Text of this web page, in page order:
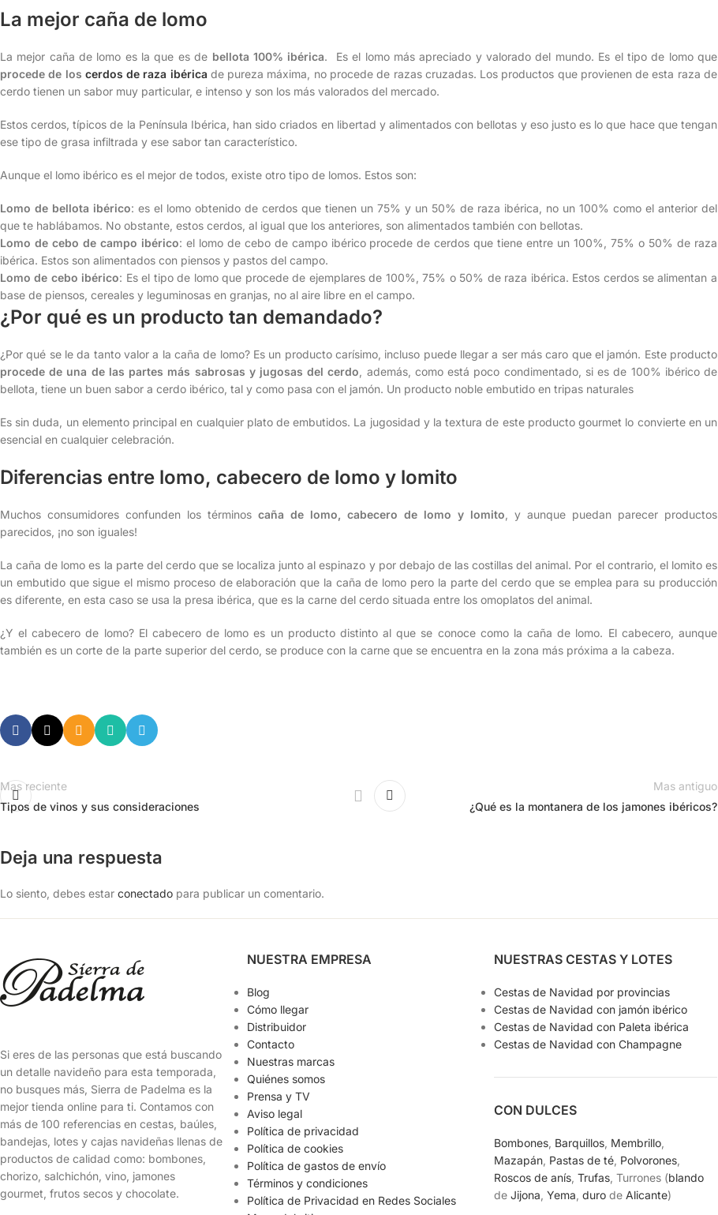
La mejor caña de lomo
La mejor caña de lomo es la que es de bellota 100% ibérica. Es el lomo más apreciado y valorado del mundo. Es el tipo de lomo que
procede de los cerdos de raza ibérica de pureza máxima, no procede de razas cruzadas. Los productos que provienen de esta raza de
cerdo tienen un sabor muy particular, e intenso y son los más valorados del mercado.
Estos cerdos, típicos de la Península Ibérica, han sido criados en libertad y alimentados con bellotas y eso justo es lo que hace que tengan
ese tipo de grasa infiltrada y ese sabor tan característico.
Aunque el lomo ibérico es el mejor de todos, existe otro tipo de lomos. Estos son:
Lomo de bellota ibérico: es el lomo obtenido de cerdos que tienen un 75% y un 50% de raza ibérica, no un 100% como el anterior del
que te hablábamos. No obstante, estos cerdos, al igual que los anteriores, son alimentados también con bellotas.
Lomo de cebo de campo ibérico: el lomo de cebo de campo ibérico procede de cerdos que tiene entre un 100%, 75% o 50% de raza
ibérica. Estos son alimentados con piensos y pastos del campo.
Lomo de cebo ibérico: Es el tipo de lomo que procede de ejemplares de 100%, 75% o 50% de raza ibérica. Estos cerdos se alimentan a
base de piensos, cereales y leguminosas en granjas, no al aire libre en el campo.
¿Por qué es un producto tan demandado?
¿Por qué se le da tanto valor a la caña de lomo? Es un producto carísimo, incluso puede llegar a ser más caro que el jamón. Este producto
procede de una de las partes más sabrosas y jugosas del cerdo , además, como está poco condimentado, si es de 100% ibérico de
bellota, tiene un buen sabor a cerdo ibérico, tal y como pasa con el jamón. Un producto noble embutido en tripas naturales
Es sin duda, un elemento principal en cualquier plato de embutidos. La jugosidad y la textura de este producto gourmet lo convierte en un
esencial en cualquier celebración.
Diferencias entre lomo, cabecero de lomo y lomito
Muchos consumidores confunden los términos caña de lomo, cabecero de lomo y lomito , y aunque puedan parecer productos
parecidos, ¡no son iguales!
La caña de lomo es la parte del cerdo que se localiza junto al espinazo y por debajo de las costillas del animal. Por el contrario, el lomito es
un embutido que sigue el mismo proceso de elaboración que la caña de lomo pero la parte del cerdo que se emplea para su producción
es diferente, en esta caso se usa la presa ibérica, que es la carne del cerdo situada entre los omoplatos del animal.
¿Y el cabecero de lomo? El cabecero de lomo es un producto distinto al que se conoce como la caña de lomo. El cabecero, aunque
también es un corte de la parte superior del cerdo, se produce con la carne que se encuentra en la zona más próxima a la cabeza.
Mas reciente
Tipos de vinos y sus consideraciones
Mas antiguo
¿Qué es la montanera de los jamones ibéricos?
Deja una respuesta
Lo siento, debes estar conectado para publicar un comentario.
Si eres de las personas que está buscando
un detalle navideño para esta temporada,
no busques más, Sierra de Padelma es la
mejor tienda online para ti. Contamos con
más de 100 referencias en cestas, baúles,
bandejas, lotes y cajas navideñas llenas de
productos de calidad como: bombones,
chorizo, salchichón, vino, jamones
gourmet, frutos secos y chocolate.
NUESTRA EMPRESA
Blog
Cómo llegar
Distribuidor
Contacto
Nuestras marcas
Quiénes somos
Prensa y TV
Aviso legal
Política de privacidad
Política de cookies
Política de gastos de envío
Términos y condiciones
Política de Privacidad en Redes Sociales
NUESTRAS CESTAS Y LOTES
Cestas de Navidad por provincias
Cestas de Navidad con jamón ibérico
Cestas de Navidad con Paleta ibérica
Cestas de Navidad con Champagne
CON DULCES
Bombones, Barquillos, Membrillo,
Mazapán, Pastas de té, Polvorones,
Roscos de anís, Trufas, Turrones (blando
de Jijona Yema durode Alicante)